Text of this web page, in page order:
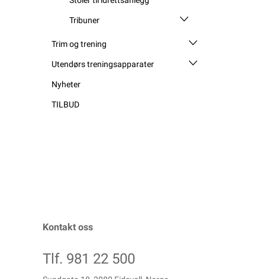
Tribuner
Trim og trening
Utendørs treningsapparater
Nyheter
TILBUD
Kontakt oss
Tlf. 981 22 500